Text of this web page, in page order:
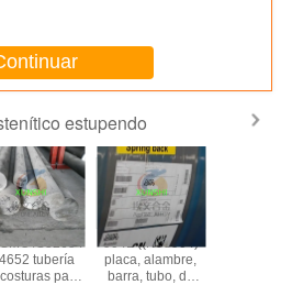
estupendo
/S32654
tubería
para
904L ((N08904)
placa, alambre,
barra, tubo, de